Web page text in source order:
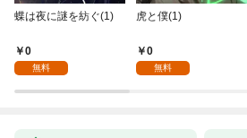
蝶は夜に謎を紡ぐ(1)
0
無料
虎と僕(1)
0
無料